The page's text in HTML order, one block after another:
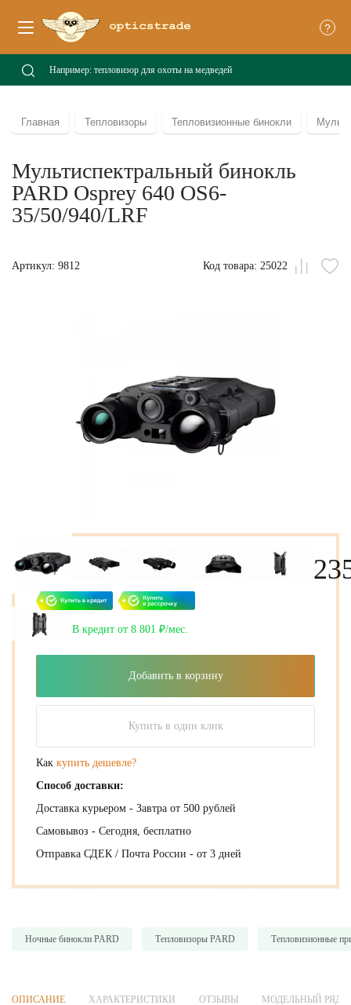
?
Главная Тепловизоры Тепловизионные бинокли
Мультиспектральный бинокль
PARD Osprey 640 OS6-
35/50/940/LRF
Артикул: 9812 Код товара: 25022
В кредит от 8 801 ₽/мес.
Добавить в корзину
Купить в один клик
Как купить дешевле?
Способ доставки:
Доставка курьером - Завтра от 500 рублей
Самовывоз - Сегодня, бесплатно
Отправка СДЕК / Почта России - от 3 дней
Ночные бинокли PARD Тепловизоры PARD Тепловизионные
ОПИСАНИЕ ХАРАКТЕРИСТИКИ ОТЗЫВЫ МОДЕЛЬНЫЙ РЯД